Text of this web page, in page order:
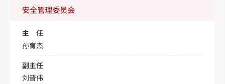
安全管理委员会
主 任
孙育杰
副主任
刘晋伟